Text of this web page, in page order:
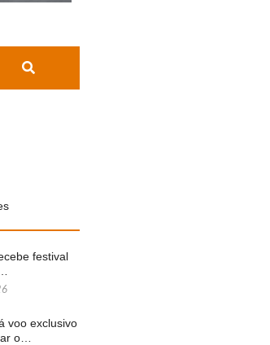
festival
voo exclusivo
o…